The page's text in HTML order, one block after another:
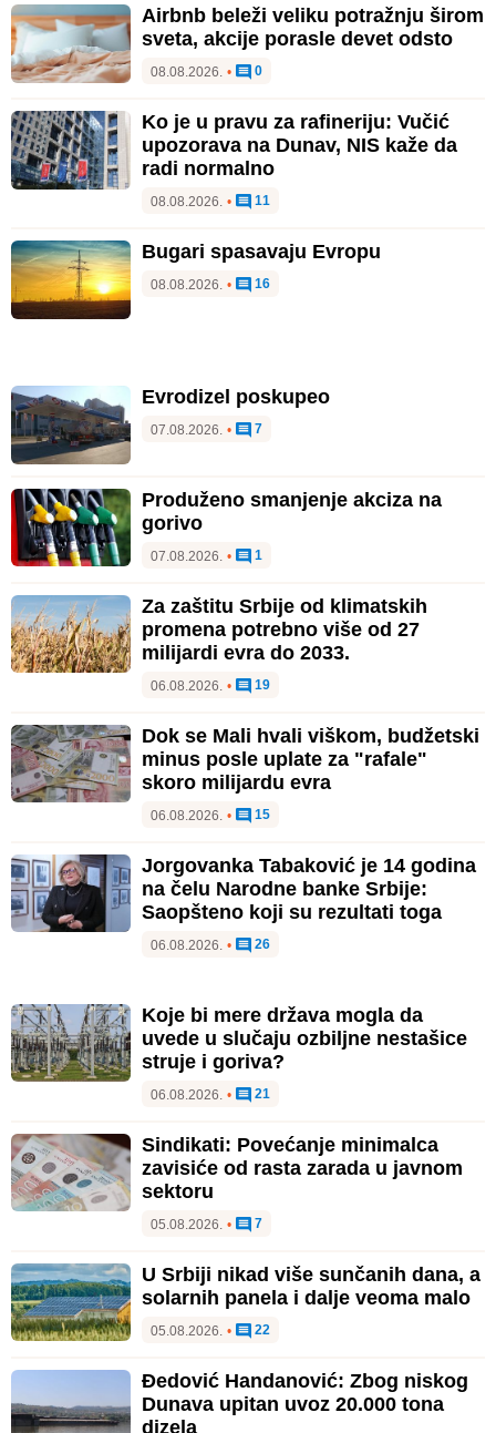
Airbnb beleži veliku potražnju širom
sveta, akcije porasle devet odsto
08.08.2026. • 0
Ko je u pravu za rafineriju: Vučić
upozorava na Dunav, NIS kaže da
radi normalno
08.08.2026. • 11
Bugari spasavaju Evropu
08.08.2026. • 16
Evrodizel poskupeo
07.08.2026. • 7
Produženo smanjenje akciza na
gorivo
07.08.2026. • 1
Za zaštitu Srbije od klimatskih
promena potrebno više od 27
milijardi evra do 2033.
06.08.2026. • 19
Dok se Mali hvali viškom, budžetski
minus posle uplate za "rafale"
skoro milijardu evra
06.08.2026. • 15
Jorgovanka Tabaković je 14 godina
na čelu Narodne banke Srbije:
Saopšteno koji su rezultati toga
06.08.2026. • 26
Koje bi mere država mogla da
uvede u slučaju ozbiljne nestašice
struje i goriva?
06.08.2026. • 21
Sindikati: Povećanje minimalca
zavisiće od rasta zarada u javnom
sektoru
05.08.2026. • 7
U Srbiji nikad više sunčanih dana, a
solarnih panela i dalje veoma malo
05.08.2026. • 22
Đedović Handanović: Zbog niskog
Dunava upitan uvoz 20.000 tona
dizela